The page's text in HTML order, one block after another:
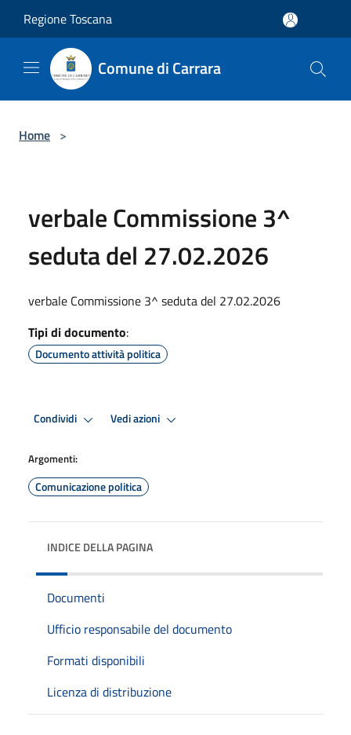
Regione Toscana
Comune di Carrara
Home >
verbale Commissione 3^
seduta del 27.02.2026
verbale Commissione 3^ seduta del 27.02.2026
Tipi di documento:
Documento attività politica
Condividi Vedi azioni
Argomenti:
Comunicazione politica
INDICE DELLA PAGINA
Documenti
Ufficio responsabile del documento
Formati disponibili
Licenza di distribuzione